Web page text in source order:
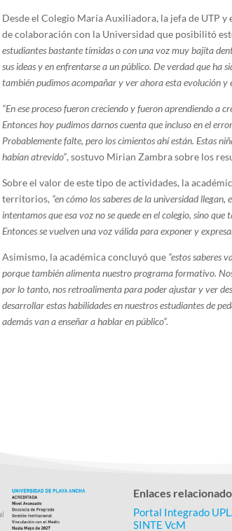
Desde el Colegio María Auxiliadora, la jefa de UTP y
de colaboración con la Universidad que posibilitó
estudiantes bastante tímidas o con una voz muy bajita
sus ideas y en enfrentarse a un público. De verdad que ha
también pudimos acompañar y ver ahora esta evolución y
“En ese proceso fueron creciendo y fueron aprendiendo a
Entonces hoy pudimos darnos cuenta que incluso en el
Probablemente falte, pero los cimientos ahí están. Estas
habían atrevido”, sostuvo Mirian Zambra sobre los
Sobre el valor de este tipo de actividades, la
territorios, “en cómo los saberes de la universidad
intentamos que esa voz no se quede en el colegio, sino
Entonces se vuelven una voz válida para exponer y
Asimismo, la académica concluyó que“estos saberes
porque también alimenta nuestro programa formativo.
por lo tanto, nos retroalimenta para poder ajustar y ver
desarrollar estas habilidades en nuestros estudiantes de
además van a enseñar a hablar en público”.
Enlaces
Portal Integrado
SINTE VcM